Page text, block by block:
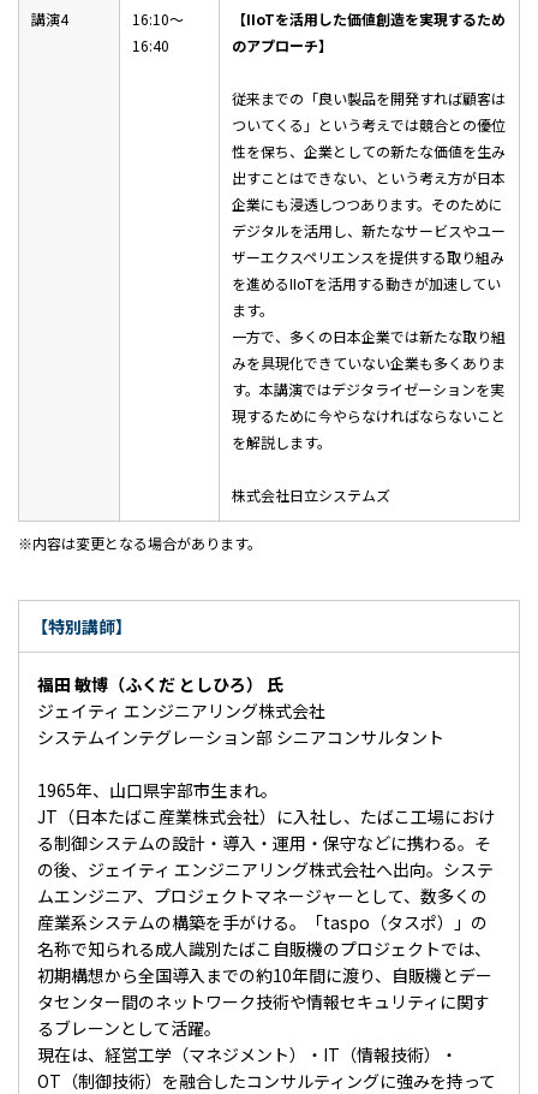
講演4
16:10～
16:40
【IIoTを活用した価値創造を実現するため
のアプローチ】
従来までの「良い製品を開発すれば顧客は
ついてくる」という考えでは競合との優位
性を保ち、企業としての新たな価値を生み
出すことはできない、という考え方が日本
企業にも浸透しつつあります。そのために
デジタルを活用し、新たなサービスやユー
ザーエクスペリエンスを提供する取り組み
を進めるIIoTを活用する動きが加速してい
ます。
一方で、多くの日本企業では新たな取り組
みを具現化できていない企業も多くありま
す。本講演ではデジタライゼーションを実
現するために今やらなければならないこと
を解説します。
株式会社日立システムズ
内容は変更となる場合があります。
【特別講師】
福田 敏博（ふくだ としひろ） 氏
ジェイティ エンジニアリング株式会社
システムインテグレーション部 シニアコンサルタント
1965年、山口県宇部市生まれ。
JT（日本たばこ産業株式会社）に入社し、たばこ工場におけ
る制御システムの設計・導入・運用・保守などに携わる。そ
の後、ジェイティ エンジニアリング株式会社へ出向。システ
ムエンジニア、プロジェクトマネージャーとして、数多くの
産業系システムの構築を手がける。「taspo（タスポ）」の
名称で知られる成人識別たばこ自販機のプロジェクトでは、
初期構想から全国導入までの約10年間に渡り、自販機とデー
タセンター間のネットワーク技術や情報セキュリティに関す
るブレーンとして活躍。
現在は、経営工学（マネジメント）・IT（情報技術）・
OT（制御技術）を融合したコンサルティングに強みを持って